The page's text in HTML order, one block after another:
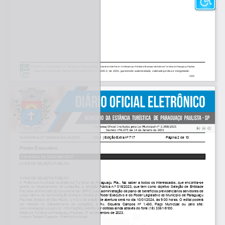
07/12/2023 Ano I | Edição Extra nº717 | Município de Paraguaçu Paulista – Estado de São Paulo / Certificado por Prefeitura Municipal da Estância Turística de Paraguaçu Paulista
Diário Oficial assinado digitalmente conforme MP nº 2.200-2, de 2001, garantindo autenticidade, validade jurídica e integridade.
1/10
Ano I | Edição Extra nº 717 Página 2 de 10
A Prefeitura Municipal da Estância Turística de Paraguaçu Pta., faz saber a todos os interessados, que encontra-se
aberto no Departamento de Licitações, a Seleção Pública n.º 016/2023, que tem como objetivo Seleção de Entidade
Fechada de Previdência Complementar (EFPC) para administração de plano de benefícios previdenciários servidores de
cargo efetivo da Administração Direta e Indireta do Poder Executivo e do Poder Legislativo do Município de Paraguaçu
Paulista, Estado de São Paulo., o início da sessão de abertura será no dia 10/01/2024, às 9:00 horas. O edital poderá
Av. Siqueira Campos nº 1.430, Paço Municipal ou pelo
site:
www.eparaguacu.sp.gov.br. Informações poderão ser obtidas ainda através do fone (18) 3361-9100.
Estância Turística de Paraguaçu Paulista, 07 de dezembro de 2023.